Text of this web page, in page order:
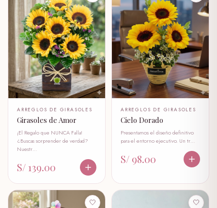
ARREGLOS DE GIRASOLES
Girasoles de Amor
¡El Regalo que NUNCA Falla!
¿Buscas sorprender de verdad?
Nuestr…
S/ 139.00
ARREGLOS DE GIRASOLES
Cielo Dorado
Presentamos el diseño definitivo
para el entorno ejecutivo. Un tr…
S/ 98.00
🤍 🤍